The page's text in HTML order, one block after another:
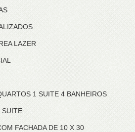
LAZER
1 SUITE 4 BANHEIROS
SUITE
FACHADA DE 10 X 30